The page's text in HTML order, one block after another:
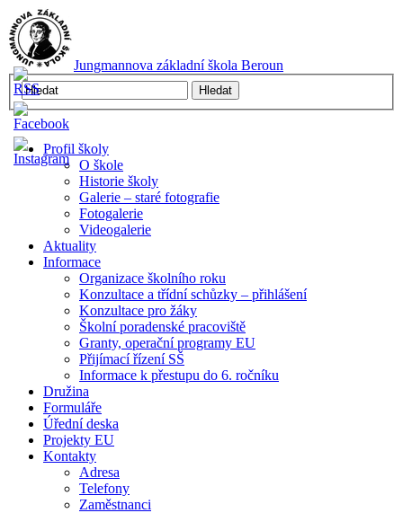
Jungmannova základní škola Beroun
Profil školy
O škole
Historie školy
Galerie – staré fotografie
Fotogalerie
Videogalerie
Aktuality
Informace
Organizace školního roku
Konzultace a třídní schůzky – přihlášení
Konzultace pro žáky
Školní poradenské pracoviště
Granty, operační programy EU
Přijímací řízení SŠ
Informace k přestupu do 6. ročníku
Družina
Formuláře
Úřední deska
Projekty EU
Kontakty
Adresa
Telefony
Zaměstnanci